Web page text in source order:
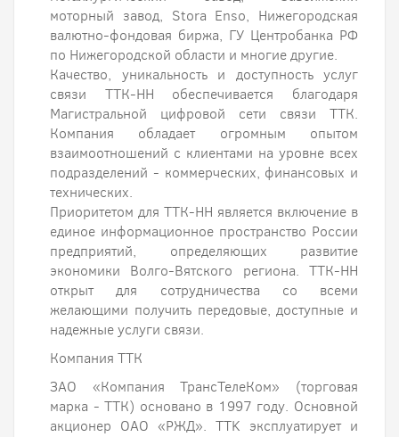
моторный завод, Stora Enso, Нижегородская
валютно-фондовая биржа, ГУ Центробанка РФ
по Нижегородской области и многие другие.
Качество, уникальность и доступность услуг
связи ТТК-НН обеспечивается благодаря
Магистральной цифровой сети связи ТТК.
Компания обладает огромным опытом
взаимоотношений с клиентами на уровне всех
подразделений - коммерческих, финансовых и
технических.
Приоритетом для ТТК-НН является включение в
единое информационное пространство России
предприятий, определяющих развитие
экономики Волго-Вятского региона. ТТК-НН
открыт для сотрудничества со всеми
желающими получить передовые, доступные и
надежные услуги связи.
Компания ТТК
ЗАО «Компания ТрансТелеКом» (торговая
марка - ТТК) основано в 1997 году. Основной
акционер ОАО «РЖД». TTK эксплуатирует и